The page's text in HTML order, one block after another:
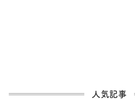
人気記事